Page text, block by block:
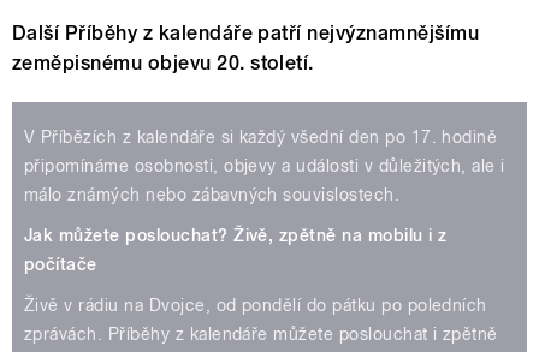
Další Příběhy z kalendáře patří nejvýznamnějšímu
zeměpisnému objevu 20. století.
V Příbězích z kalendáře si každý všední den po 17. hodině
připomínáme osobnosti, objevy a události v důležitých, ale i
málo známých nebo zábavných souvislostech.
Jak můžete poslouchat?Živě, zpětně na mobilu i z
počítače
Živě v rádiu na Dvojce, od pondělí do pátku po poledních
zprávách. Příběhy z kalendáře můžete poslouchat i zpětně